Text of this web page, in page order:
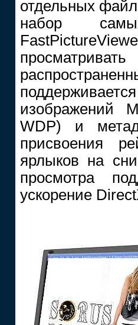
отдельных
набор
изображений
WDP) и
присвоения
ярлыков на
просмотра
ускорение